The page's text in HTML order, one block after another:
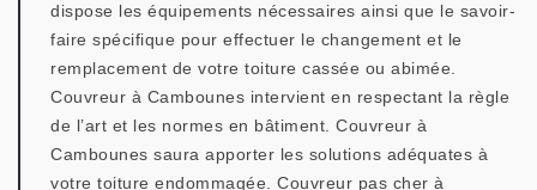
dispose les équipements nécessaires ainsi que le savoir-
faire spécifique pour effectuer le changement et le
remplacement de votre toiture cassée ou abimée.
Couvreur à Cambounes intervient en respectant la règle
de l’art et les normes en bâtiment. Couvreur à
Cambounes saura apporter les solutions adéquates à
votre toiture endommagée. Couvreur pas cher à